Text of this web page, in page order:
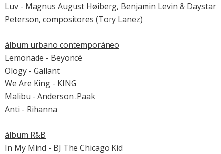
Luv - Magnus August Høiberg, Benjamin Levin & Daystar
Peterson, compositores (Tory Lanez)
álbum urbano contemporáneo
Lemonade - Beyoncé
Ology - Gallant
We Are King - KING
Malibu - Anderson .Paak
Anti - Rihanna
álbum R&B
In My Mind - BJ The Chicago Kid